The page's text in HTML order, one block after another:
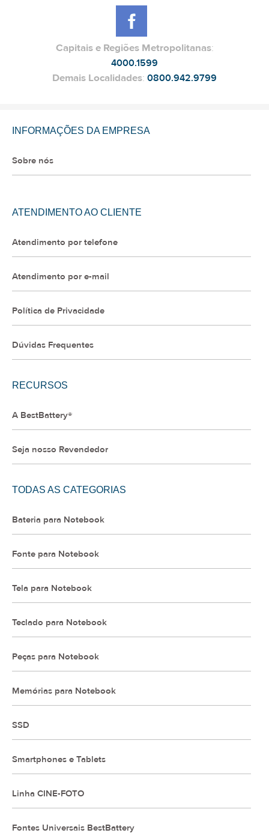
Capitais e Regiões Metropolitanas:
4000.1599
Demais Localidades: 0800.942.9799
INFORMAÇÕES DA EMPRESA
Sobre nós
ATENDIMENTO AO CLIENTE
Atendimento por telefone
Atendimento por e-mail
Política de Privacidade
Dúvidas Frequentes
RECURSOS
A BestBattery®
Seja nosso Revendedor
TODAS AS CATEGORIAS
Bateria para Notebook
Fonte para Notebook
Tela para Notebook
Teclado para Notebook
Peças para Notebook
Memórias para Notebook
SSD
Smartphones e Tablets
Linha CINE-FOTO
Fontes Universais BestBattery